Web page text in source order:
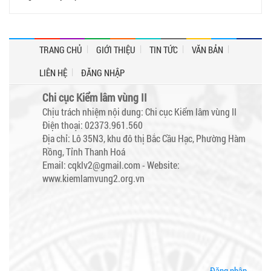
TRANG CHỦ GIỚI THIỆU TIN TỨC
VĂN BẢN
LIÊN HỆ
ĐĂNG NHẬP
Chi cục Kiểm lâm vùng II
Chịu trách nhiệm nội dung: Chi cục Kiểm lâm vùng II
Điện thoại: 02373.961.560
Địa chỉ: Lô 35N3, khu đô thị Bắc Cầu Hạc, Phường Hàm
Rồng, Tỉnh Thanh Hoá
Email: cqklv2@gmail.com -Website:
www.kiemlamvung2.org.vn